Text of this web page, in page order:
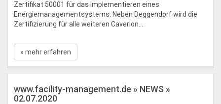
Zertifikat 50001 für das Implementieren eines
Energiemanagementsystems. Neben Deggendorf wird die
Zertifizierung für alle weiteren Caverion...
» mehr erfahren
www.facility-management.de » NEWS »
02.07.2020